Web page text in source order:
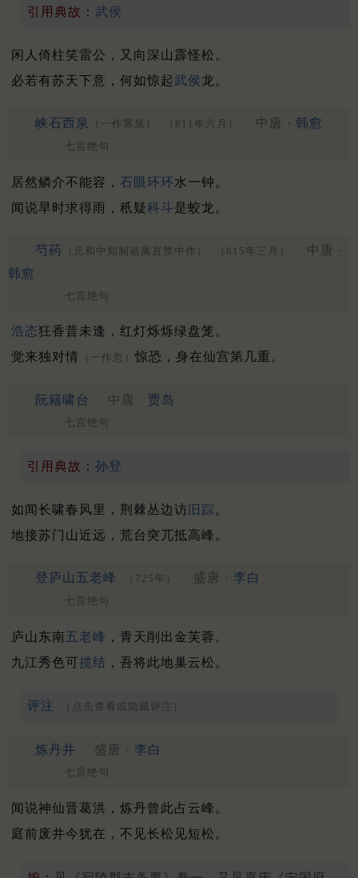
引用典故： 武侯
闲人倚柱笑雷公，又向深山霹怪松。
必若有苏天下意，何如惊起武侯龙。
峡石西泉 （一作寒泉） （811年六月） 中唐 · 韩愈
七言绝句
居然鳞介不能容， 石眼环环水一钟。
闻说旱时求得雨，秖疑科斗是蛟龙。
芍药 （元和中知制诰寓直禁中作） （815年三月）
中唐 ·
韩愈
七言绝句
浩态狂香昔未逢，红灯烁烁绿盘笼。
觉来独对情
（一作忽） 惊恐，身在仙宫第几重。
阮籍啸台 中唐 · 贾岛
七言绝句
引用典故： 孙登
如闻长啸春风里，荆棘丛边访 旧踪 。
地接苏门山近远，荒台突兀抵高峰。
登庐山五老峰 （725年） 盛唐 · 李白
七言绝句
庐山东南五老峰 ，青天削出金芙蓉。
九江秀色可揽结 ，吾将此地巢云松。
评注 （点击查看或隐藏评注）
炼丹井 盛唐 · 李白
七言绝句
闻说神仙晋葛洪，炼丹曾此占云峰。
庭前废井今犹在，不见长松见短松。